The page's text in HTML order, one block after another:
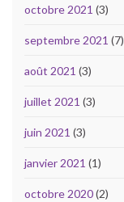
octobre 2021 (3)
septembre 2021 (7)
août 2021 (3)
juillet 2021 (3)
juin 2021 (3)
janvier 2021 (1)
octobre 2020(2)